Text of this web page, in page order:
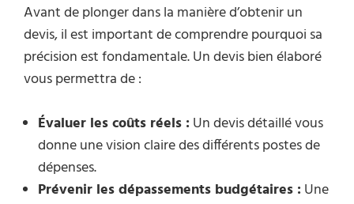
Avant de plonger dans la manière d’obtenir un
devis, il est important de comprendre pourquoi sa
précision est fondamentale. Un devis bien élaboré
vous permettra de :
Évaluer les coûts réels : Un devis détaillé vous
donne une vision claire des différents postes de
dépenses.
Prévenir les dépassements budgétaires : Une